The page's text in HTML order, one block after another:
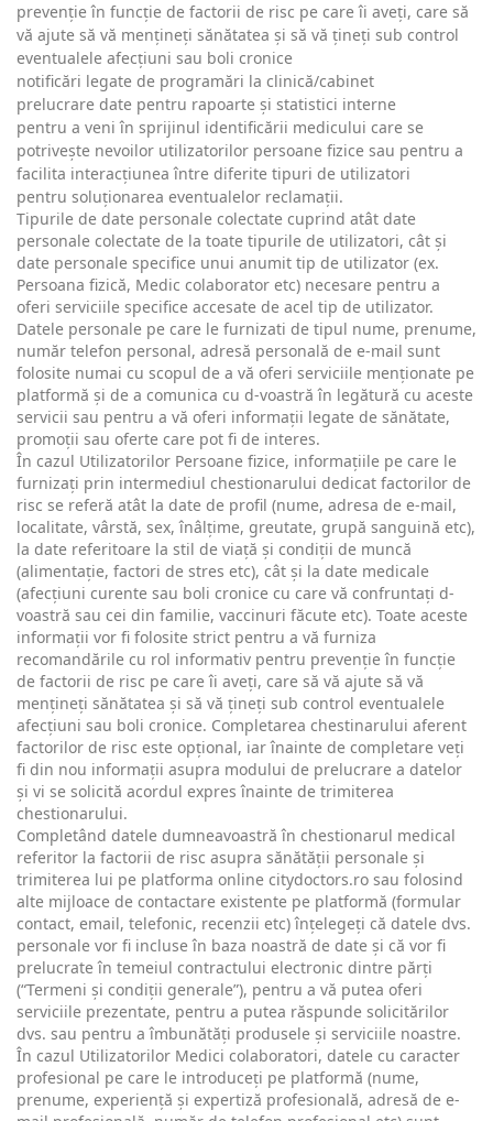
prevenție în funcție de factorii de risc pe care îi aveți, care să
vă ajute să vă mențineți sănătatea și să vă țineți sub control
eventualele afecțiuni sau boli cronice
notificări legate de programări la clinică/cabinet
prelucrare date pentru rapoarte și statistici interne
pentru a veni în sprijinul identificării medicului care se
potrivește nevoilor utilizatorilor persoane fizice sau pentru a
facilita interacțiunea între diferite tipuri de utilizatori
pentru soluționarea eventualelor reclamații.
Tipurile de date personale colectate cuprind atât date
personale colectate de la toate tipurile de utilizatori, cât și
date personale specifice unui anumit tip de utilizator (ex.
Persoana fizică, Medic colaborator etc) necesare pentru a
oferi serviciile specifice accesate de acel tip de utilizator.
Datele personale pe care le furnizati de tipul nume, prenume,
număr telefon personal, adresă personală de e-mail sunt
folosite numai cu scopul de a vă oferi serviciile menționate pe
platformă și de a comunica cu d-voastră în legătură cu aceste
servicii sau pentru a vă oferi informații legate de sănătate,
promoții sau oferte care pot fi de interes.
În cazul Utilizatorilor Persoane fizice, informațiile pe care le
furnizați prin intermediul chestionarului dedicat factorilor de
risc se referă atât la date de profil (nume, adresa de e-mail,
localitate, vârstă, sex, înâlțime, greutate, grupă sanguină etc),
la date referitoare la stil de viață și condiții de muncă
(alimentație, factori de stres etc), cât și la date medicale
(afecțiuni curente sau boli cronice cu care vă confruntați d-
voastră sau cei din familie, vaccinuri făcute etc). Toate aceste
informații vor fi folosite strict pentru a vă furniza
recomandările cu rol informativ pentru prevenție în funcție
de factorii de risc pe care îi aveți, care să vă ajute să vă
mențineți sănătatea și să vă țineți sub control eventualele
afecțiuni sau boli cronice. Completarea chestinarului aferent
factorilor de risc este opțional, iar înainte de completare veți
fi din nou informații asupra modului de prelucrare a datelor
și vi se solicită acordul expres înainte de trimiterea
chestionarului.
Completând datele dumneavoastră în chestionarul medical
referitor la factorii de risc asupra sănătății personale și
trimiterea lui pe platforma online citydoctors.ro sau folosind
alte mijloace de contactare existente pe platformă (formular
contact, email, telefonic, recenzii etc) înțelegeți că datele dvs.
personale vor fi incluse în baza noastră de date și că vor fi
prelucrate în temeiul contractului electronic dintre părți
(“Termeni și condiții generale”), pentru a vă putea oferi
serviciile prezentate, pentru a putea răspunde solicitărilor
dvs. sau pentru a îmbunătăți produsele și serviciile noastre.
În cazul Utilizatorilor Medici colaboratori, datele cu caracter
profesional pe care le introduceți pe platformă (nume,
prenume, experiență și expertiză profesională, adresă de e-